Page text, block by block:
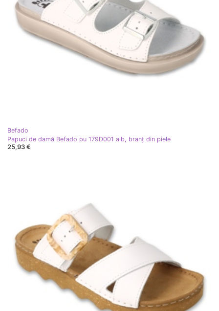
Befado
Papuci de damă Befado pu 179D001 alb, branț din piele
25,93 €